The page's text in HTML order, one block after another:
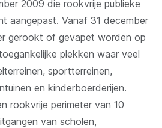
2009 die rookvrije publieke
aangepast. Vanaf 31 december
gerookt of gevapet worden op
plekken waar veel
sportterreinen,
en kinderboerderijen.
rookvrije perimeter van 10
van scholen,